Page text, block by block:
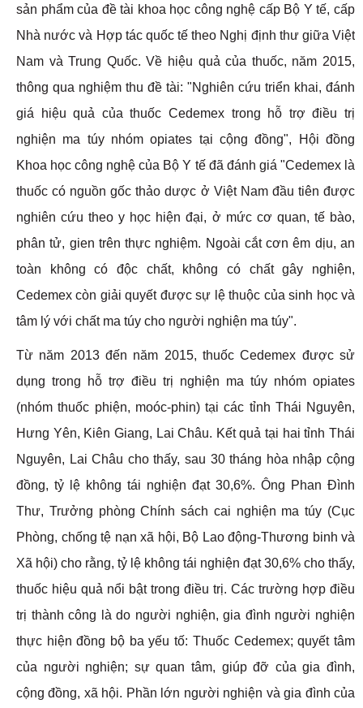
sản phẩm của đề tài khoa học công nghệ cấp Bộ Y tế, cấp
Nhà nước và Hợp tác quốc tế theo Nghị định thư giữa Việt
Nam và Trung Quốc. Về hiệu quả của thuốc, năm 2015,
thông qua nghiệm thu đề tài: "Nghiên cứu triển khai, đánh
giá hiệu quả của thuốc Cedemex trong hỗ trợ điều trị
nghiện ma túy nhóm opiates tại cộng đồng", Hội đồng
Khoa học công nghệ của Bộ Y tế đã đánh giá "Cedemex là
thuốc có nguồn gốc thảo dược ở Việt Nam đầu tiên được
nghiên cứu theo y học hiện đại, ở mức cơ quan, tế bào,
phân tử, gien trên thực nghiệm. Ngoài cắt cơn êm dịu, an
toàn không có độc chất, không có chất gây nghiện,
Cedemex còn giải quyết được sự lệ thuộc của sinh học và
tâm lý với chất ma túy cho người nghiện ma túy".
Từ năm 2013 đến năm 2015, thuốc Cedemex được sử
dụng trong hỗ trợ điều trị nghiện ma túy nhóm opiates
(nhóm thuốc phiện, moóc-phin) tại các tỉnh Thái Nguyên,
Hưng Yên, Kiên Giang, Lai Châu. Kết quả tại hai tỉnh Thái
Nguyên, Lai Châu cho thấy, sau 30 tháng hòa nhập cộng
đồng, tỷ lệ không tái nghiện đạt 30,6%. Ông Phan Ðình
Thư, Trưởng phòng Chính sách cai nghiện ma túy (Cục
Phòng, chống tệ nạn xã hội, Bộ Lao động-Thương binh và
Xã hội) cho rằng, tỷ lệ không tái nghiện đạt 30,6% cho thấy,
thuốc hiệu quả nổi bật trong điều trị. Các trường hợp điều
trị thành công là do người nghiện, gia đình người nghiện
thực hiện đồng bộ ba yếu tố: Thuốc Cedemex; quyết tâm
của người nghiện; sự quan tâm, giúp đỡ của gia đình,
cộng đồng, xã hội. Phần lớn người nghiện và gia đình của